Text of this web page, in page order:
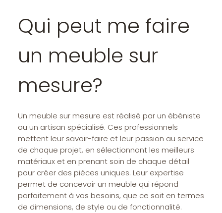
Un meuble sur mesure est réalisé par un ébéniste
ou un artisan spécialisé. Ces professionnels
mettent leur savoir-faire et leur passion au service
de chaque projet, en sélectionnant les meilleurs
matériaux et en prenant soin de chaque détail
pour créer des pièces uniques. Leur expertise
permet de concevoir un meuble qui répond
parfaitement à vos besoins, que ce soit en termes
de dimensions, de style ou de fonctionnalité.
Qui peut me faire
un meuble sur
mesure?